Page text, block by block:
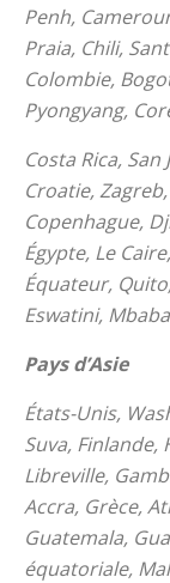
Penh,
Praia, Chili,
Colombie,
Pyongyang,
Costa Rica,
Croatie,
Copenhague,
Égypte, Le
Équateur,
Eswatini,
Pays d’Asie
États-Unis,
Suva, Finlande,
Libreville,
Accra, Grèce,
Guatemala,
équatoriale,